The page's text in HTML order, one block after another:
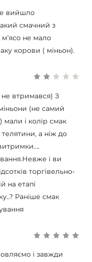
вийшло
смачний з
не мало
корови ( міньон).
в2з
5
не втримався) З
(не самий
і колір смак
а ніж до
і ви
торгівельно-
на етапі
Раніше смак
5
і завжди